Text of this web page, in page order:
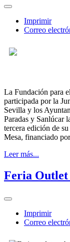
Imprimir
Correo
La Fundación para
participada por la
Sevilla y los
Paradas y Sanlúcar
tercera edición de
Mesa, financiado
Leer más...
Feria Outlet
Imprimir
Correo